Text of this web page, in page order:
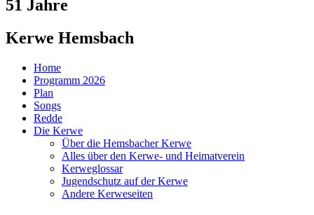
51 Jahre
Kerwe Hemsbach
Home
Programm 2026
Plan
Songs
Redde
Die Kerwe
Über die Hemsbacher Kerwe
Alles über den Kerwe- und Heimatverein
Kerweglossar
Jugendschutz auf der Kerwe
Andere Kerweseiten